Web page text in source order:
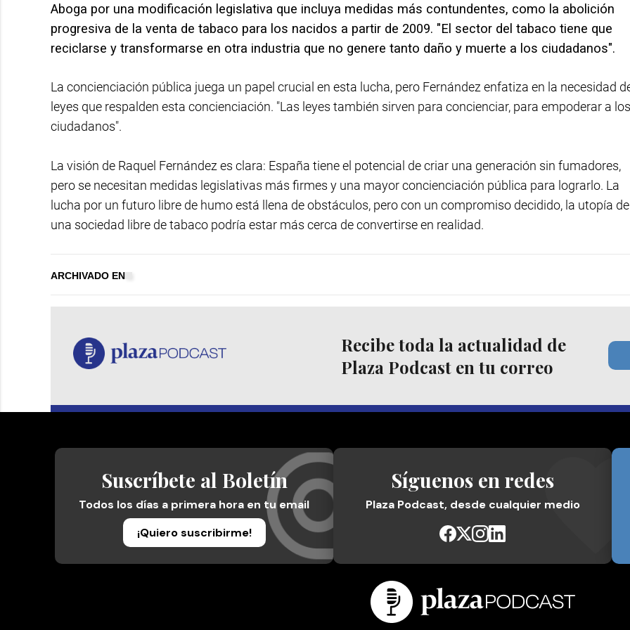
Aboga por una modificación legislativa que incluya medidas más contundentes, como la abolición
progresiva de la venta de tabaco para los nacidos a partir de 2009. "El sector del tabaco tiene que
reciclarse y transformarse en otra industria que no genere tanto daño y muerte a los ciudadanos".
La concienciación pública juega un papel crucial en esta lucha, pero Fernández enfatiza en la necesidad
leyes que respalden esta concienciación. "Las leyes también sirven para concienciar, para empoderar a los
ciudadanos".
La visión de Raquel Fernández es clara: España tiene el potencial de criar una generación sin fumadores,
pero se necesitan medidas legislativas más firmes y una mayor concienciación pública para lograrlo. La
lucha por un futuro libre de humo está llena de obstáculos, pero con un compromiso decidido, la utopía de
una sociedad libre de tabaco podría estar más cerca de convertirse en realidad.
ARCHIVADO EN
Recibe toda la actualidad de
Plaza Podcast en tu correo
Suscríbete al Boletín
Todos los días a primera hora en tu email
¡Quiero suscribirme!
Síguenos en redes
Plaza Podcast, desde cualquier medio